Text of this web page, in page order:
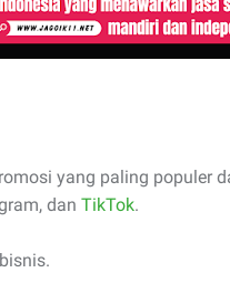
yang paling populer
dan TikTok.